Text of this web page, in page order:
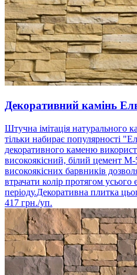
Декоративний камінь
Штучна імітація натурального
тільки набирає популярності
декоративного каменю
високоякісний, білий цемент
високоякісних барвників
втрачати колір протягом усього
періоду.Декоративна плитка
417 грн./уп.